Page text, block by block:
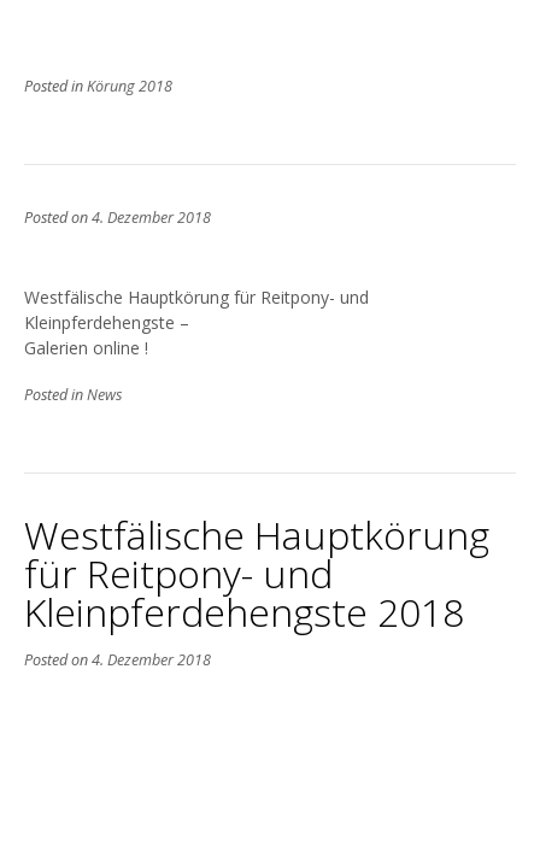
Posted inKörung 2018
Posted on4. Dezember 2018
Westfälische Hauptkörung für Reitpony- und
Kleinpferdehengste –
Galerien online !
Posted inNews
Westfälische Hauptkörung
für Reitpony- und
Kleinpferdehengste 2018
Posted on4. Dezember 2018